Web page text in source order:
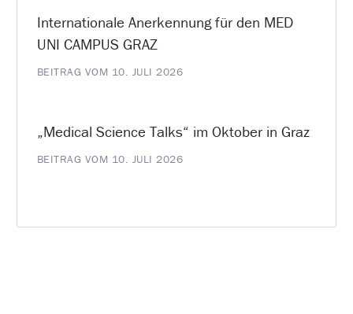
Internationale Anerkennung für den MED
UNI CAMPUS GRAZ
BEITRAG VOM 10. JULI 2026
„Medical Science Talks“ im Oktober in Graz
BEITRAG VOM 10. JULI 2026